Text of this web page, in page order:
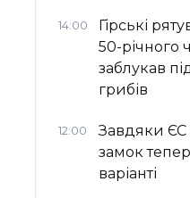
14:00
Гірські
50-річного
заблукав
грибів
12:00
Завдяки
замок
варіанті